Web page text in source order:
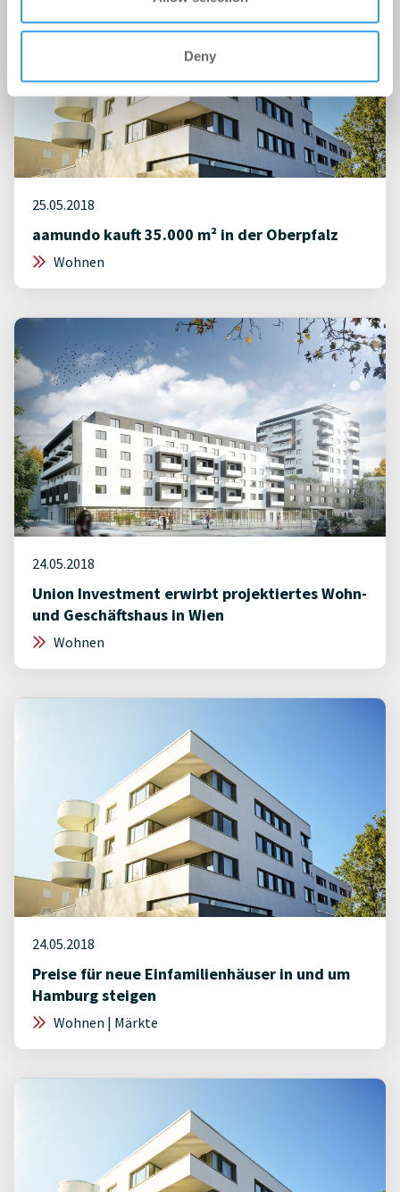
Deny
25.05.2018
aamundo kauft 35.000 m² in der Oberpfalz
Wohnen
24.05.2018
Union Investment erwirbt projektiertes Wohn-
und Geschäftshaus in Wien
Wohnen
24.05.2018
Preise für neue Einfamilienhäuser in und um
Hamburg steigen
Wohnen | Märkte